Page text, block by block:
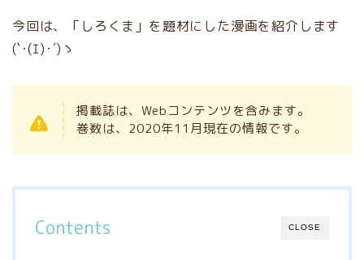
今回は、「しろくま」を題材にした漫画を紹介します
(`･(ｴ)･´)ゝ
掲載誌は、Webコンテンツを含みます。
巻数は、2020年11月現在の情報です。
CLOSE
Contents